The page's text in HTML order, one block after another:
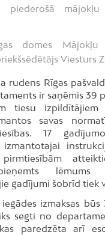
piederošā
domes
Viesturs
rudens Rīgas
ir saņēmis 39
tiesu
savas
17
izmantotajai
lēmums
gadījumi šobrīd tiek
izmaksas
segti no
paredzēta arī